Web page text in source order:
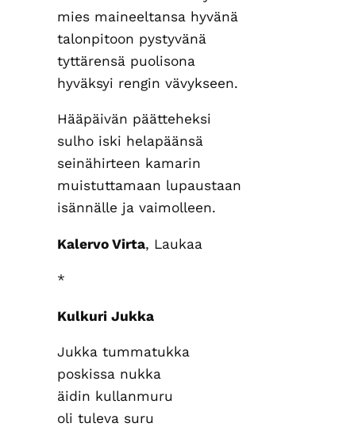
mies maineeltansa hyvänä
talonpitoon pystyvänä
tyttärensä puolisona
hyväksyi rengin vävykseen.
Hääpäivän päätteheksi
sulho iski helapäänsä
seinähirteen kamarin
muistuttamaan lupaustaan
isännälle ja vaimolleen.
Kalervo Virta, Laukaa
*
Kulkuri Jukka
Jukka tummatukka
poskissa nukka
äidin kullanmuru
oli tuleva suru